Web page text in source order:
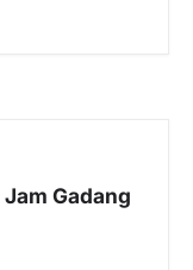
Gadang